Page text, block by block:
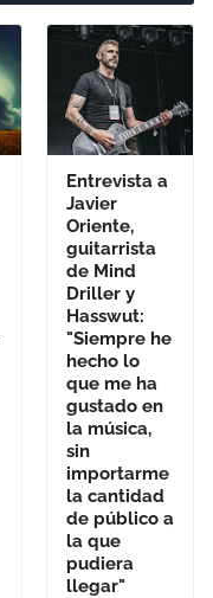
Entrevista a
Javier
Oriente,
guitarrista
de Mind
Driller y
Hasswut:
"Siempre he
hecho lo
que me ha
gustado en
la música,
sin
importarme
la cantidad
de público a
la que
pudiera
llegar"